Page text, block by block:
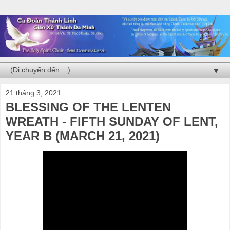
▼
21 tháng 3, 2021
BLESSING OF THE LENTEN
WREATH - FIFTH SUNDAY OF LENT,
YEAR B (MARCH 21, 2021)